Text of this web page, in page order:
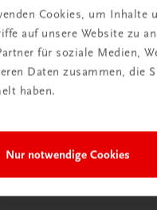
Cookies, um Inhalte
auf unsere Website zu
für soziale Medien,
Daten zusammen, die
haben.
Nur notwendige Cookies